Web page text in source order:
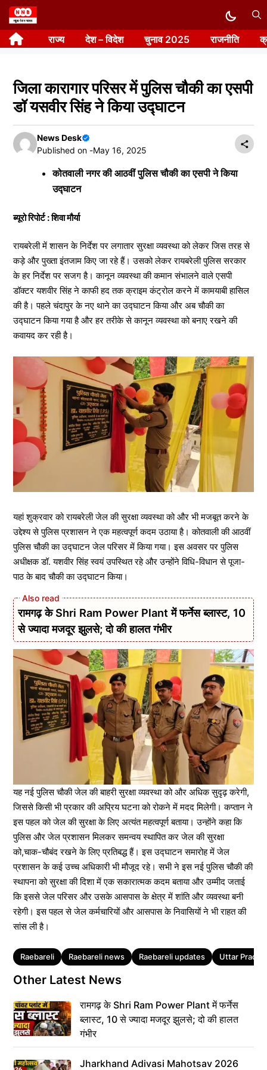
Skip
to
content राज्य देश – विदेश चुनाव 2025 राजनीति
जिला कारागार परिसर में पुलिस चौकी का एसपी
डॉ यसवीर सिंह ने किया उद्घाटन
News Desk
Published on -May 16, 2025
कोतवाली नगर की आठवीं पुलिस चौकी का एसपी ने किया
उद्घाटन
ब्यूरो रिपोर्ट : शिवा मौर्या
रायबरेली में शासन के निर्देश पर लगातार सुरक्षा व्यवस्था को लेकर जिस तरह से
कड़े और पुख्ता इंतजाम किए जा रहे हैं। उसको लेकर रायबरेली पुलिस सरकार
के हर निर्देश पर सजग है। कानून व्यवस्था की कमान संभालने वाले एसपी
डॉक्टर यशवीर सिंह ने काफी हद तक क्राइम कंट्रोल करने में कामयाबी हासिल
की है। पहले चंदापुर के नए थाने का उद्घाटन किया और अब चौकी का
उद्घाटन किया गया है और हर तरीके से कानून व्यवस्था को बनाए रखने की
कवायद कर रही है।
यहां शुक्रवार को रायबरेली जेल की सुरक्षा व्यवस्था को और भी मजबूत करने के
उद्देश्य से पुलिस प्रशासन ने एक महत्वपूर्ण कदम उठाया है। कोतवाली की आठवीं
पुलिस चौकी का उद्घाटन जेल परिसर में किया गया। इस अवसर पर पुलिस
अधीक्षक डॉ. यशवीर सिंह स्वयं उपस्थित रहे और उन्होंने विधि-विधान से पूजा-
पाठ के बाद चौकी का उद्घाटन किया।
रामगढ़ के Shri Ram Power Plant में फर्नेस ब्लास्ट, 10
से ज्यादा मजदूर झुलसे; दो की हालत गंभीर
यह नई पुलिस चौकी जेल की बाहरी सुरक्षा व्यवस्था को और अधिक सुदृढ़ करेगी,
जिससे किसी भी प्रकार की अप्रिय घटना को रोकने में मदद मिलेगी। कप्तान ने
इस पहल को जेल की सुरक्षा के लिए अत्यंत महत्वपूर्ण बताया। उन्होंने कहा कि
पुलिस और जेल प्रशासन मिलकर समन्वय स्थापित कर जेल की सुरक्षा
को,चाक-चौबंद रखने के लिए प्रतिबद्ध हैं। इस उद्घाटन समारोह में जेल
प्रशासन के कई उच्च अधिकारी भी मौजूद रहे। सभी ने इस नई पुलिस चौकी की
स्थापना को सुरक्षा की दिशा में एक सकारात्मक कदम बताया और उम्मीद जताई
कि इससे जेल परिसर और उसके आसपास के क्षेत्र में शांति और व्यवस्था बनी
रहेगी। इस पहल से जेल कर्मचारियों और आसपास के निवासियों ने भी राहत की
सांस ली है।
Tags
Raebareli Raebareli news Raebareli updates Uttar
Other Latest News
रामगढ़ के Shri Ram Power Plant में फर्नेस
ब्लास्ट, 10 से ज्यादा मजदूर झुलसे; दो की हालत
गंभीर
Jharkhand Adivasi Mahotsav 2026